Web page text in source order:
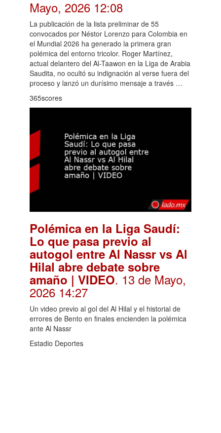
Mayo, 2026 12:08
La publicación de la lista preliminar de 55
convocados por Néstor Lorenzo para Colombia en
el Mundial 2026 ha generado la primera gran
polémica del entorno tricolor. Roger Martínez,
actual delantero del Al-Taawon en la Liga de Arabia
Saudita, no ocultó su indignación al verse fuera del
proceso y lanzó un durísimo mensaje a través …
365scores
Polémica en la Liga Saudí:
Lo que pasa previo al
autogol entre Al Nassr vs Al
Hilal abre debate sobre
amaño | VIDEO. 13 de Mayo,
2026 14:27
Un video previo al gol del Al Hilal y el historial de
errores de Bento en finales encienden la polémica
ante Al Nassr
Estadio Deportes